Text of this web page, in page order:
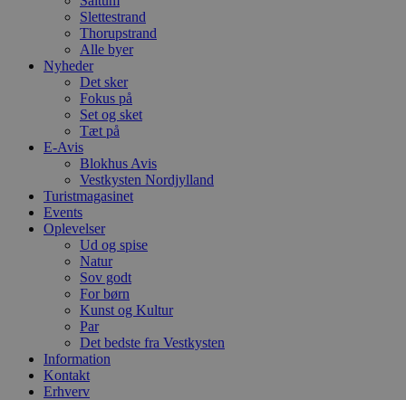
Slettestrand
Thorupstrand
Alle byer
Nyheder
Det sker
Fokus på
Set og sket
Tæt på
E-Avis
Blokhus Avis
Vestkysten Nordjylland
Turistmagasinet
Events
Oplevelser
Ud og spise
Natur
Sov godt
For børn
Kunst og Kultur
Par
Det bedste fra Vestkysten
Information
Kontakt
Erhverv